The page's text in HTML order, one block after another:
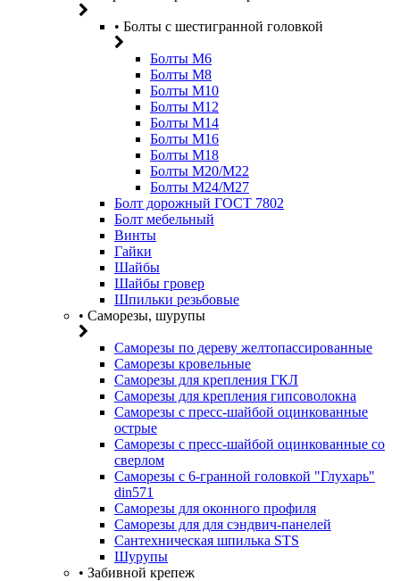
• Болты с шестигранной головкой
Болты М6
Болты М8
Болты М10
Болты М12
Болты М14
Болты М16
Болты М18
Болты М20/M22
Болты М24/М27
Болт дорожный ГОСТ 7802
Болт мебельный
Винты
Гайки
Шайбы
Шайбы гровер
Шпильки резьбовые
• Саморезы, шурупы
Саморезы по дереву желтопассированные
Саморезы кровельные
Саморезы для крепления ГКЛ
Саморезы для крепления гипсоволокна
Саморезы с пресс-шайбой оцинкованные
острые
Саморезы с пресс-шайбой оцинкованные со
сверлом
Саморезы с 6-гранной головкой "Глухарь"
din571
Саморезы для оконного профиля
Саморезы для для сэндвич-панелей
Сантехническая шпилька STS
Шурупы
• Забивной крепеж